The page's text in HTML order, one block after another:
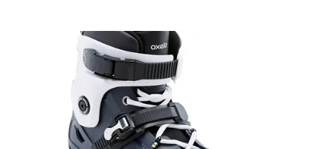
oturur: 3B file yarı yumuşak iç ayakkabı, rahatlık
sunan köpük destekler. KAYMA KALİTESİ 76 mm
çapında 80A tekerlekleri ve ABEC 5 rulmanları ile
mükemmel kayma sağlar. AYAK DESTEĞİ Sert ve
yüksek gövde, bağcık, mikrometrik toka ve ayağın
üstünde kayış. FARKLI KULLANIM ÇEŞİTLERİ 80 mm
çapında tekerleklerle uyumlu plastik frame.Sol ayağa